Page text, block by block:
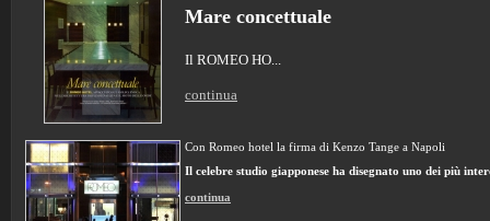
Mare concettuale
Il ROMEO HO...
continua
Con Romeo hotel la firma di Kenzo Tange a Napoli
Il celebre studio giapponese ha disegnato uno dei più
continua